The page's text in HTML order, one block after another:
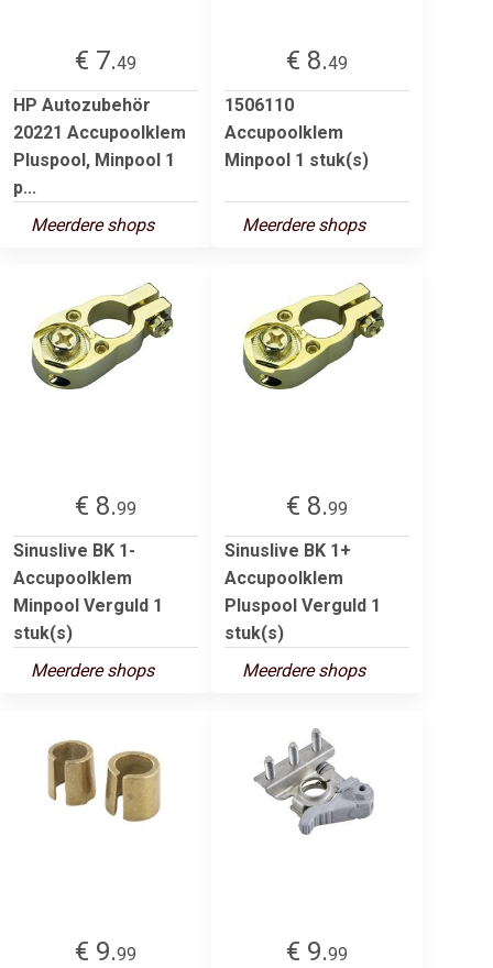
€ 7.49
HP Autozubehör
20221 Accupoolklem
Pluspool, Minpool 1
p...
Meerdere shops
€ 8.49
1506110
Accupoolklem
Minpool 1 stuk(s)
Meerdere shops
€ 8.99
Sinuslive BK 1-
Accupoolklem
Minpool Verguld 1
stuk(s)
Meerdere shops
€ 8.99
Sinuslive BK 1+
Accupoolklem
Pluspool Verguld 1
stuk(s)
Meerdere shops
€ 9.99
€ 9.99